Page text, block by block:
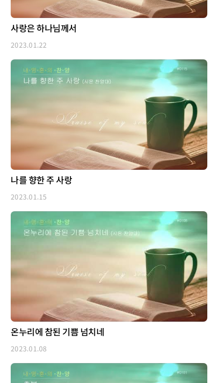
사랑은 하나님께서
2023.01.22
나를 향한 주 사랑
2023.01.15
온누리에 참된 기쁨 넘치네
2023.01.08